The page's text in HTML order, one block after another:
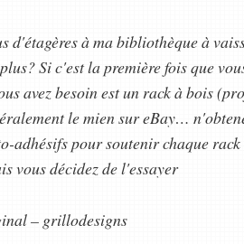
d'étagères à ma bibliothèque à
Si c'est la première fois que
avez besoin est un rack à bois
le mien sur eBay…
adhésifs pour soutenir chaque
vous décidez de l'essayer
– grillodesigns